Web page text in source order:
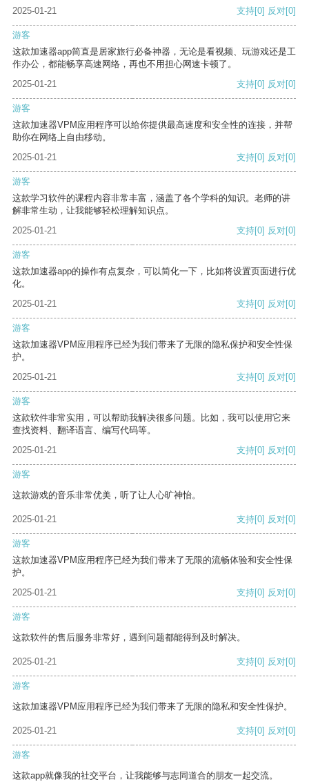
2025-01-21 支持[0] 反对[0]
游客
这款加速器app简直是居家旅行必备神器，无论是看视频、玩游戏还是工
作办公，都能畅享高速网络，再也不用担心网速卡顿了。
2025-01-21
支持[0] 反对[0]
游客
这款加速器VPM应用程序可以给你提供最高速度和安全性的连接，并帮
助你在网络上自由移动。
2025-01-21
支持[0] 反对[0]
游客
这款学习软件的课程内容非常丰富，涵盖了各个学科的知识。老师的讲
解非常生动，让我能够轻松理解知识点。
2025-01-21
支持[0] 反对[0]
游客
这款加速器app的操作有点复杂，可以简化一下，比如将设置页面进行优
化。
2025-01-21
支持[0] 反对[0]
游客
这款加速器VPM应用程序已经为我们带来了无限的隐私保护和安全性保
护。
2025-01-21
支持[0] 反对[0]
游客
这款软件非常实用，可以帮助我解决很多问题。比如，我可以使用它来
查找资料、翻译语言、编写代码等。
2025-01-21
支持[0] 反对[0]
游客
这款游戏的音乐非常优美，听了让人心旷神怡。
2025-01-21 支持[0] 反对[0]
游客
这款加速器VPM应用程序已经为我们带来了无限的流畅体验和安全性保
护。
2025-01-21
支持[0] 反对[0]
游客
这款软件的售后服务非常好，遇到问题都能得到及时解决。
2025-01-21 支持[0] 反对[0]
游客
这款加速器VPM应用程序已经为我们带来了无限的隐私和安全性保护。
2025-01-21 支持[0] 反对[0]
游客
这款app就像我的社交平台，让我能够与志同道合的朋友一起交流。